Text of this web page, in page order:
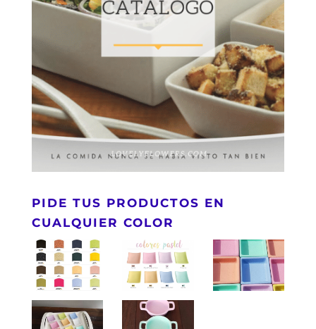
PIDE TUS PRODUCTOS EN
CUALQUIER COLOR